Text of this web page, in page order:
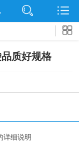
网站首页
司动态
处
质好规格
详细说明